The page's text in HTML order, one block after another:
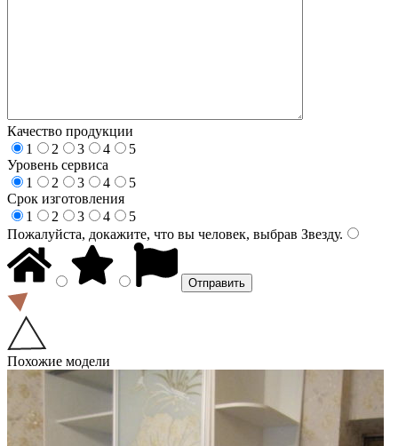
Качество продукции
1
2 3 4
5
Уровень сервиса
1
2 3 4
5
Срок изготовления
1
2 3 4
5
Пожалуйста, докажите, что вы человек, выбрав Звезду.
Похожие модели